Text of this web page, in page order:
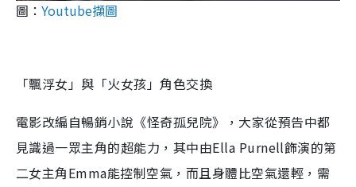
圖： Youtube擷圖
「飄浮女」與「火女孩」角色交換
電影改編自暢銷小說《怪奇孤兒院》，大家從預告中都
見識過一眾主角的超能力，其中由Ella Purnell飾演的第
二女主角Emma能控制空氣，而且身體比空氣還輕，需